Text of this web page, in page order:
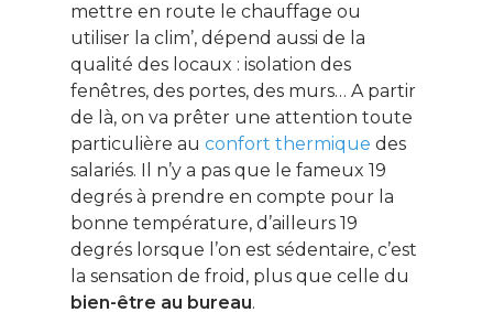
mettre en route le chauffage ou
utiliser la clim’, dépend aussi de la
qualité des locaux : isolation des
fenêtres, des portes, des murs… A partir
de là, on va prêter une attention toute
particulière au confort thermique des
salariés. Il n’y a pas que le fameux 19
degrés à prendre en compte pour la
bonne température, d’ailleurs 19
degrés lorsque l’on est sédentaire, c’est
la sensation de froid, plus que celle du
bien-être au bureau.